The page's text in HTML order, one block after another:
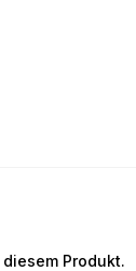
Produkt.